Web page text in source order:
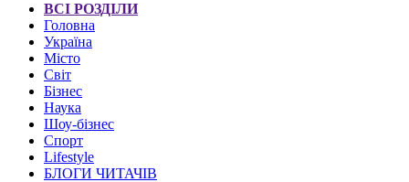
ВСІ РОЗДІЛИ
Головна
Україна
Місто
Світ
Бізнес
Наука
Шоу-бізнес
Спорт
Lifestyle
БЛОГИ ЧИТАЧІВ